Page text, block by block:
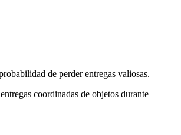
de perder entregas valiosas.
coordinadas de objetos durante